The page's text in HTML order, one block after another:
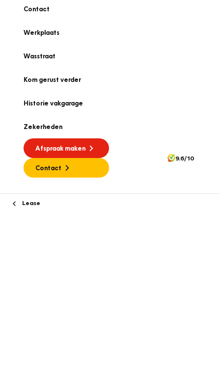
Contact
Werkplaats
Wasstraat
Kom gerust verder
Historie vakgarage
Zekerheden
Afspraak maken
Contact
9.6/10
Lease